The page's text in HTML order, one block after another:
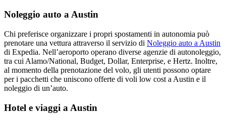
Noleggio auto a Austin
Chi preferisce organizzare i propri spostamenti in autonomia può
prenotare una vettura attraverso il servizio di Noleggio auto a Austin
di Expedia. Nell’aeroporto operano diverse agenzie di autonoleggio,
tra cui Alamo/National, Budget, Dollar, Enterprise, e Hertz. Inoltre,
al momento della prenotazione del volo, gli utenti possono optare
per i pacchetti che uniscono offerte di voli low cost a Austin e il
noleggio di un’auto.
Hotel e viaggi a Austin